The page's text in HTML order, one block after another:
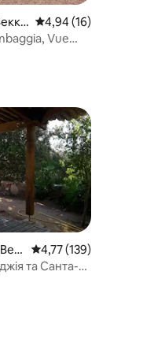
Середня оцінка: 4,94
4,94 (16)
Vue
Середня оцінка: 4,77
4,77 (139)
та Санта-